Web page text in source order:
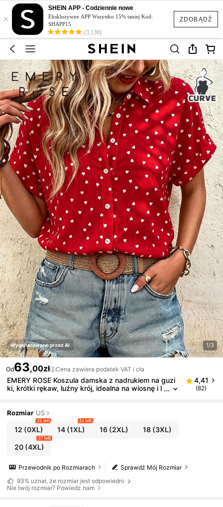
ZDOBĄDŹ
×
SHEIN APP - Codziennie nowe
Ekskluzywne APP Wszystko 15% taniej Kod:
SHAPP15
(3,138)
Wygenerowane przez AI 1/3
Od63,00zł Cena zawiera podatek VAT i cła
EMERY ROSE Koszula damska z nadrukiem na guzi
ki, krótki rękaw, luźny krój, idealna na wiosnę i l
4,41
(82)
Rozmiar US
12 (0XL)
21 left
14 (1XL)
24 left
16(2XL) 18(3XL)
20(4XL)
37 left
Sprawdź Mój Rozmiar
Przewodnik po Rozmiarach
93% uznał, że rozmiar jest odpowiedni
Nie twój rozmiar? Powiedz nam